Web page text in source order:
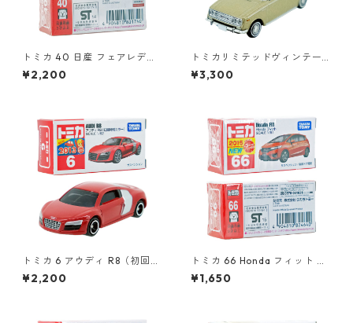
トミカ 40 日産 フェアレディ
Z NISMO（初回特別カラー）#
10801740
¥2,200
トミカリミテッドヴィンテー
ジ LV-64b トヨペット コロナ
1500 デラックス #10217145
¥3,300
トミカ 6 アウディ R8（初回特
別カラー）#10467441
¥2,200
トミカ 66 Honda フィット #1
0824640
¥1,650